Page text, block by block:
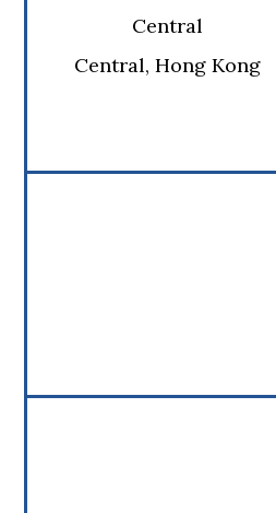
Central
Central, Hong Kong